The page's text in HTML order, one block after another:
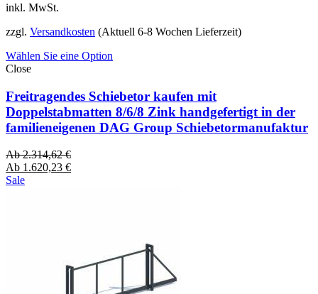
inkl. MwSt.
zzgl. Versandkosten (Aktuell 6-8 Wochen Lieferzeit)
Wählen Sie eine Option
Close
Freitragendes Schiebetor kaufen mit
Doppelstabmatten 8/6/8 Zink handgefertigt in der
familieneigenen DAG Group Schiebetormanufaktur
Ab2.314,62€
Ab 1.620,23 €
Sale